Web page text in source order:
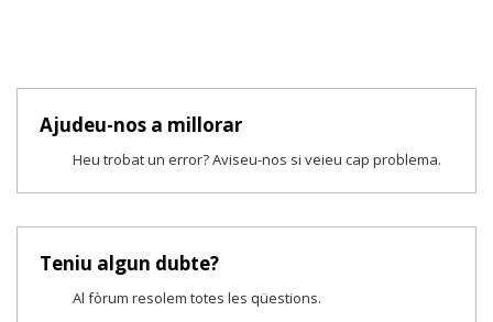
Ajudeu-nos a millorar
Heu trobat un error? Aviseu-nos si veieu cap problema.
Teniu algun dubte?
Al fòrum resolem totes les qüestions.